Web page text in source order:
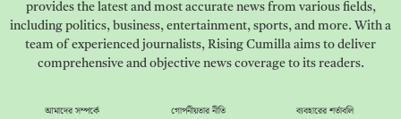
provides the latest and most accurate news from various fields,
including politics, business, entertainment, sports, and more. With a
team of experienced journalists, Rising Cumilla aims to deliver
comprehensive and objective news coverage to its readers.
আমাদের সম্পর্কে গোপনীয়তার নীতি ব্যবহারের শর্তাবলি